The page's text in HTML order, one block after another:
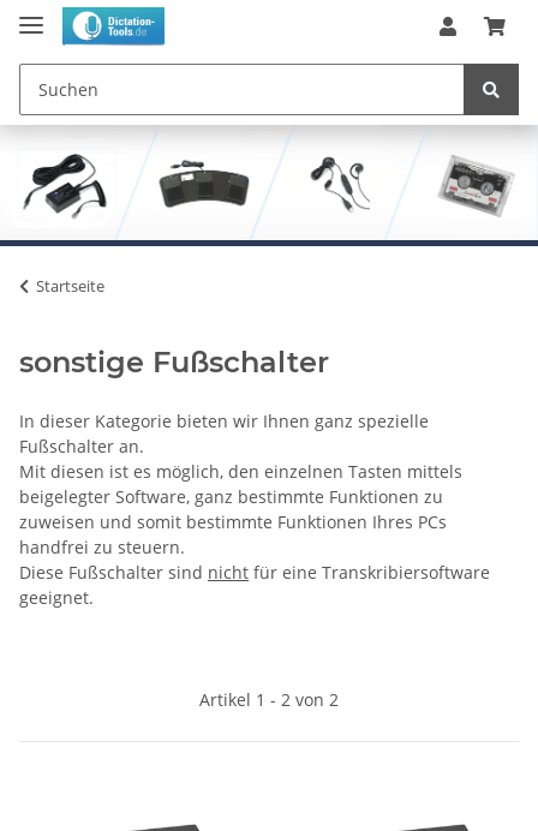
Startseite
sonstige Fußschalter
In dieser Kategorie bieten wir Ihnen ganz spezielle
Fußschalter an.
Mit diesen ist es möglich, den einzelnen Tasten mittels
beigelegter Software, ganz bestimmte Funktionen zu
zuweisen und somit bestimmte Funktionen Ihres PCs
handfrei zu steuern.
Diese Fußschalter sind nicht für eine Transkribiersoftware
geeignet.
Artikel 1 - 2 von 2